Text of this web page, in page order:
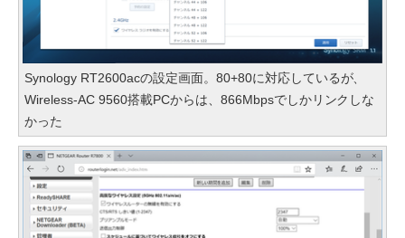
Synology RT2600acの設定画面。80+80に対応しているが、
Wireless-AC 9560搭載PCからは、866Mbpsでしかリンクしな
かった